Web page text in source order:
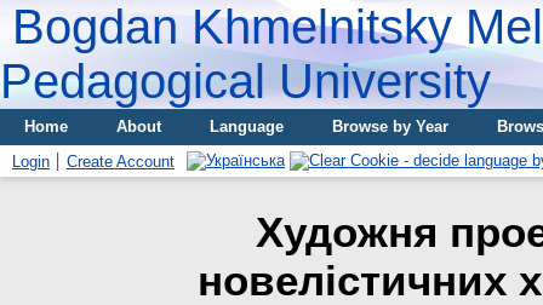
Bogdan Khmelnitsky
Pedagogical University
Home About Language Browse by Year
Login
Create Account
Художня
новелістичних